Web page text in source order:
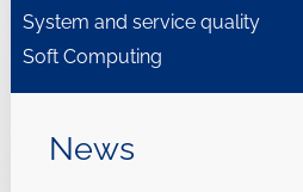
System and service quality
Soft Computing
News